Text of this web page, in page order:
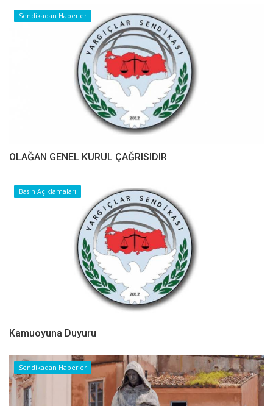
Sendikadan Haberler
OLAĞAN GENEL KURUL ÇAĞRISIDIR
Basın Açıklamaları
Kamuoyuna Duyuru
Sendikadan Haberler